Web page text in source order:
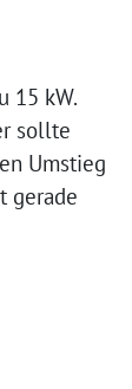
15 kW.
sollte
Umstieg
gerade